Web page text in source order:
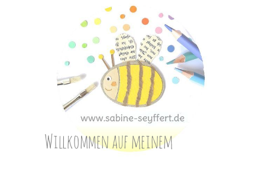
Willkommen auf meinem